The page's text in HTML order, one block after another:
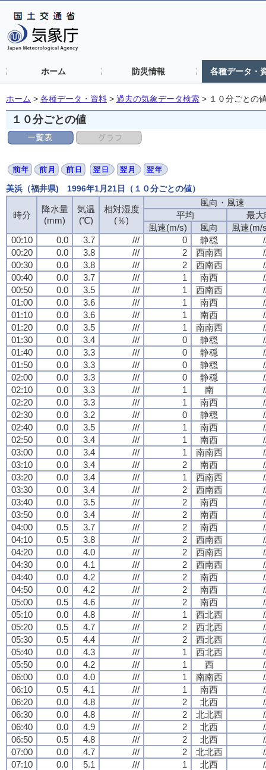
ホーム 防災情報 各種データ・
ホーム > 各種データ・資料 > 過去の気象データ検索 > １０分ごとの
１０分ごとの値
美浜（福井県) 1996年1月21日（１０分ごとの値）
時分
降水量
(mm)
気温
(℃)
相対湿度
(％)
風向・風速
平均
最大
風速(m/s)
風向
風速(m/
00:10
0.0 3.7 /// 0 静穏
00:20
0.0 3.8 /// 2 西南西
00:30
0.0 3.8 /// 2 西南西
00:40
0.0 3.7 /// 1 南西
00:50
0.0 3.5 /// 1 西南西
01:00
0.0 3.6 /// 1 南西
01:10
0.0 3.6 /// 1 南西
01:20
0.0 3.5 /// 1 南南西
01:30
0.0 3.4 /// 0 静穏
01:40
0.0 3.3 /// 0 静穏
01:50
0.0 3.3 /// 0 静穏
02:00
0.0 3.3 /// 0 静穏
02:10
0.0 3.3 /// 1 南
02:20
0.0 3.3 /// 1 南西
02:30
0.0 3.2 /// 0 静穏
02:40
0.0 3.5 /// 1 南西
02:50
0.0 3.4 /// 1 南西
03:00
0.0 3.4 /// 1 南南西
03:10
0.0 3.4 /// 2 南西
03:20
0.0 3.4 /// 1 西南西
03:30
0.0 3.4 /// 2 西南西
03:40
0.0 3.5 /// 2 南西
03:50
0.0 3.4 /// 2 南西
04:00
0.5 3.7 /// 2 南西
04:10
0.5 3.8 /// 2 西南西
04:20
0.0 4.0 /// 2 西南西
04:30
0.0 4.1 /// 2 西南西
04:40
0.0 4.2 /// 2 南西
04:50
0.0 4.2 /// 2 南西
05:00
0.5 4.6 /// 2 南西
05:10
0.0 4.8 /// 1 西北西
05:20
0.5 4.7 /// 2 西北西
05:30
0.5 4.4 /// 2 西北西
05:40
0.0 4.3 /// 1 西北西
05:50
0.0 4.2 /// 1 西
06:00
0.0 4.0 /// 1 南南西
06:10
0.5 4.1 /// 1 南西
06:20
0.0 4.8 /// 2 北西
06:30
0.0 4.8 /// 2 北北西
06:40
0.0 4.9 /// 2 北西
06:50
0.5 4.8 /// 2 北西
07:00
0.0 4.7 /// 2 北北西
07:10
0.0 5.1 /// 1 北西